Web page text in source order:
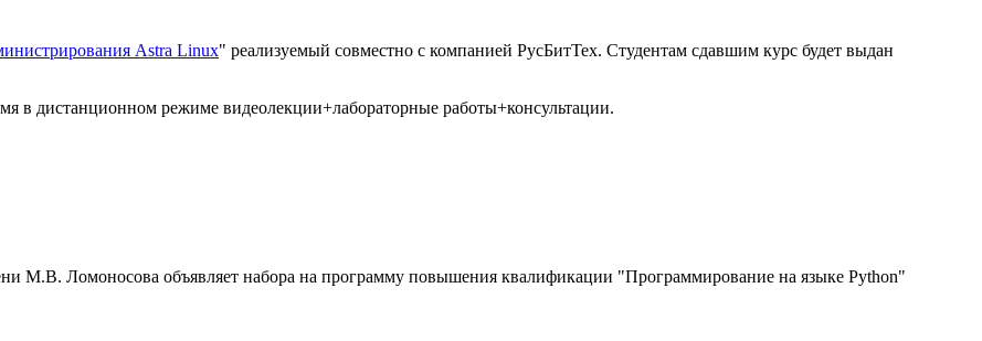
Astra Linux" реализуемый совместно с компанией РусБитТех. Студентам сдавшим курс будет выдан
в дистанционном режиме видеолекции+лабораторные работы+консультации.
М.В. Ломоносова объявляет набора на программу повышения квалификации "Программирование на языке Python"